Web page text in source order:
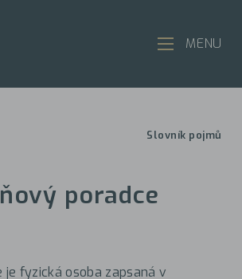
Slovník pojmů
poradce
je fyzická osoba zapsaná v
MENU